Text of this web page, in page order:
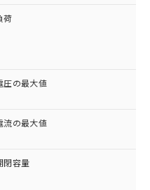
荷
圧の最大値
流の最大値
閉容量